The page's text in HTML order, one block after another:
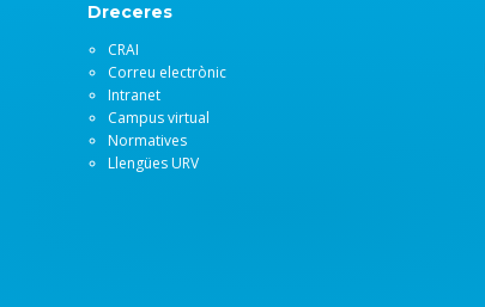
Dreceres
CRAI
Correu electrònic
Intranet
Campus virtual
Normatives
Llengües URV